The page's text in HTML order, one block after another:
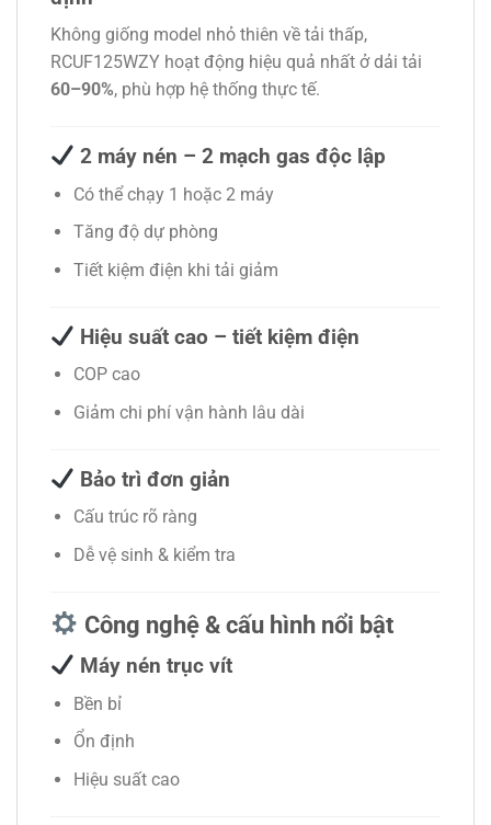
Không giống model nhỏ thiên về tải thấp,
RCUF125WZY hoạt động hiệu quả nhất ở dải tải
60–90%, phù hợp hệ thống thực tế.
2 máy nén – 2 mạch gas độc lập
Có thể chạy 1 hoặc 2 máy
Tăng độ dự phòng
Tiết kiệm điện khi tải giảm
Hiệu suất cao – tiết kiệm điện
COP cao
Giảm chi phí vận hành lâu dài
Bảo trì đơn giản
Cấu trúc rõ ràng
Dễ vệ sinh & kiểm tra
Công nghệ & cấu hình nổi bật
Máy nén trục vít
Bền bỉ
Ổn định
Hiệu suất cao